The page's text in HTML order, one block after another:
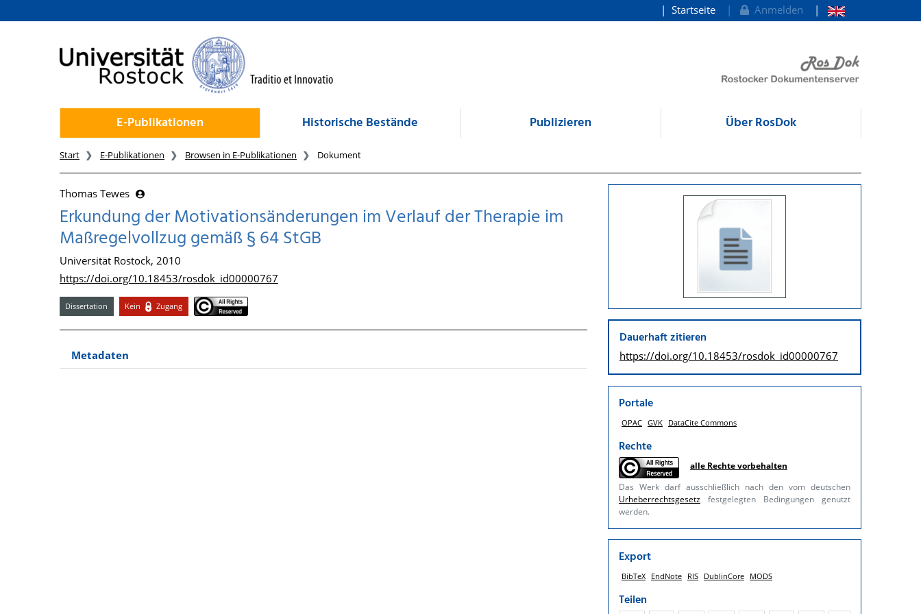
zum Inhalt
Startseite Anmelden
E-Publikationen Historische Bestände Publizieren Über RosDok
Start E-Publikationen Browsen in E-Publikationen Dokument
Thomas Tewes
Erkundung der Motivationsänderungen im Verlauf der Therapie im
Maßregelvollzug gemäß § 64 StGB
Universität Rostock, 2010
https://doi.org/10.18453/rosdok_id00000767
Dissertation Kein Zugang
Metadaten
Dauerhaft zitieren
https://doi.org/10.18453/rosdok_id00000767
Portale
OPAC GVK DataCite Commons
Rechte
alle Rechte vorbehalten
Das Werk darf ausschließlich nach den vom deutschen
Urheberrechtsgesetz festgelegten Bedingungen genutzt
werden.
Export
BibTeX EndNote RIS DublinCore MODS
Teilen